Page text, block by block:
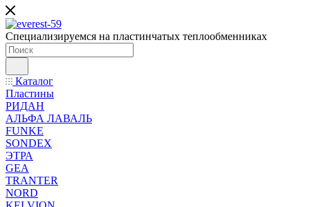
Специализируемся на пластинчатых теплообменниках
Каталог
Пластины
РИДАН
АЛЬФА ЛАВАЛЬ
FUNKE
SONDEX
ЭТРА
GEA
TRANTER
NORD